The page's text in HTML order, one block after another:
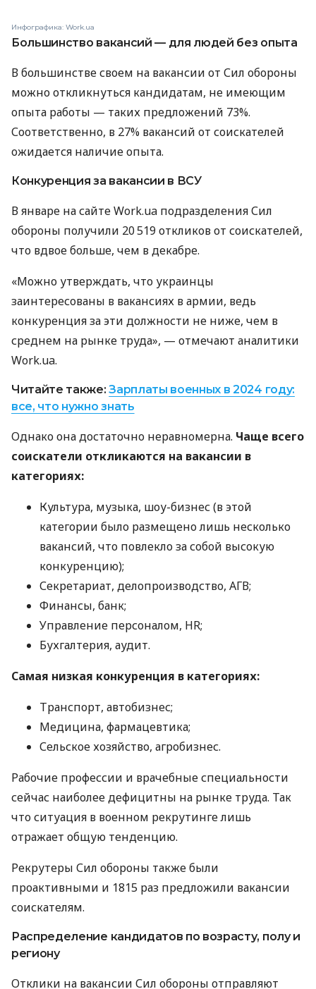
Инфографика: Work.ua
Большинство вакансий — для людей без опыта
В большинстве своем на вакансии от Сил обороны
можно откликнуться кандидатам, не имеющим
опыта работы — таких предложений 73%.
Соответственно, в 27% вакансий от соискателей
ожидается наличие опыта.
Конкуренция за вакансии в ВСУ
В январе на сайте Work.ua подразделения Сил
обороны получили 20 519 откликов от соискателей,
что вдвое больше, чем в декабре.
«Можно утверждать, что украинцы
заинтересованы в вакансиях в армии, ведь
конкуренция за эти должности не ниже, чем в
среднем на рынке труда», — отмечают аналитики
Work.ua.
Читайте также:Зарплаты военных в 2024 году:
все, что нужно знать
Однако она достаточно неравномерна. Чаще всего
соискатели откликаются на вакансии в
категориях:
Культура, музыка, шоу-бизнес (в этой
категории было размещено лишь несколько
вакансий, что повлекло за собой высокую
конкуренцию);
Секретариат, делопроизводство, АГВ;
Финансы, банк;
Управление персоналом, HR;
Бухгалтерия, аудит.
Самая низкая конкуренция в категориях:
Транспорт, автобизнес;
Медицина, фармацевтика;
Сельское хозяйство, агробизнес.
Рабочие профессии и врачебные специальности
сейчас наиболее дефицитны на рынке труда. Так
что ситуация в военном рекрутинге лишь
отражает общую тенденцию.
Рекрутеры Сил обороны также были
проактивными и 1815 раз предложили вакансии
соискателям.
Распределение кандидатов по возрасту, полу и
региону
Отклики на вакансии Сил обороны отправляют